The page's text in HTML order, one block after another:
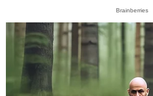
Brainberries